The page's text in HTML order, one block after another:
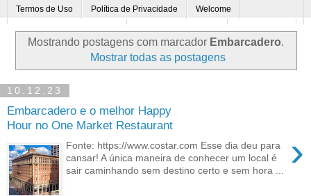
Termos de Uso Política de Privacidade Welcome
Enoturismo Minha Cozinha Dicas da vovó Mais
Parcerias Contato
Mostrando postagens com marcador Embarcadero.
Mostrar todas as postagens
10.12.23
Embarcadero e o melhor Happy
Hour no One Market Restaurant
›
Fonte: https://www.costar.com Esse dia deu para
cansar! A única maneira de conhecer um local é
sair caminhando sem destino certo e sem hora ...